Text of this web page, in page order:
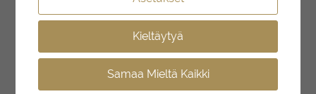
Kieltäytyä
Samaa Mieltä Kaikki